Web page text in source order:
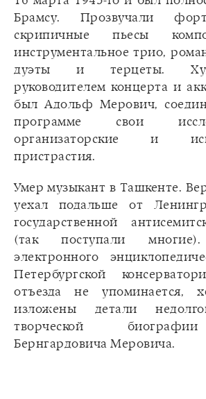
Брамсу. Прозвучали
скрипичные пьесы
инструментальное трио,
дуэты и терцеты.
руководителем концерта и
был Адольф Мерович,
программе свои
организаторские и
пристрастия.
Умер музыкант в Ташкенте.
уехал подальше от
государственной
(так поступали
электронного
Петербургской
отъезда не упоминается,
изложены детали
творческой
Бернгардовича Меровича.